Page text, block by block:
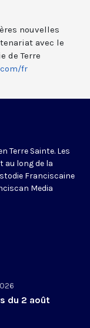
nouvelles
avec le
de Terre
fr
Terre Sainte. Les
au long de la
Franciscaine
Media
du 2 août